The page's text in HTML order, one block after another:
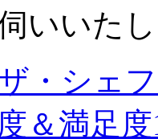
いいた
・シェ
＆満足